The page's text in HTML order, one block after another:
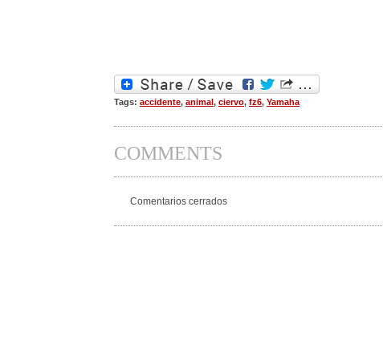
Tags: accidente, animal, ciervo, fz6, Yamaha
COMMENTS
Comentarios cerrados